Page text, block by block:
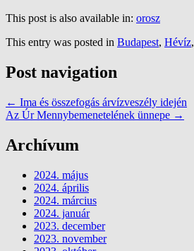
This post is also available in: orosz
This entry was posted in Budapest, Hévíz,
Post navigation
← Ima és összefogás árvízveszély idején
Az Úr Mennybemenetelének ünnepe →
Archívum
2024. május
2024. április
2024. március
2024. január
2023. december
2023. november